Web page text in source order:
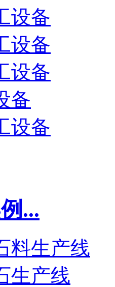
设备
设备
设备
备
设备
...
料生产线
生产线